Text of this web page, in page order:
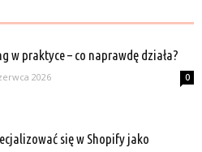
w praktyce – co naprawdę działa?
2026 0
się w Shopify jako